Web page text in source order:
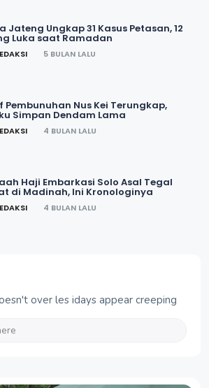
Jateng Ungkap 31 Kasus Petasan, 12
Luka saat Ramadan
5 BULAN LALU
Pembunuhan Nus Kei Terungkap,
Simpan Dendam Lama
4 BULAN LALU
Haji Embarkasi Solo Asal Tegal
di Madinah, Ini Kronologinya
4 BULAN LALU
over les idays appear creeping